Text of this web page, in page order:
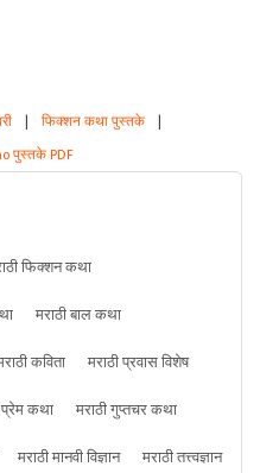
| फिक्शन कथा पुस्तके |
पुस्तके PDF
फिक्शन कथा
मराठी बाल कथा
कविता
मराठी प्रवास विशेष
प्रेम कथा
मराठी गुप्तचर कथा
मराठी मानवी विज्ञान
मराठी तत्त्वज्ञान